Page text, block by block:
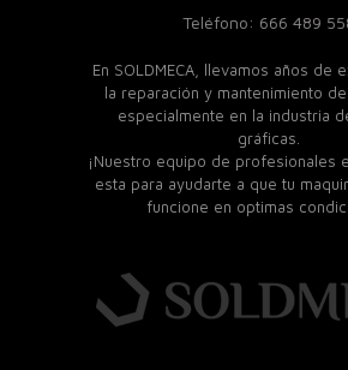
Teléfono: 666 489
En SOLDMECA, llevamos años de
la reparación y mantenimiento de
especialmente en la industria
gráficas.
¡Nuestro equipo de profesionales
esta para ayudarte a que tu
funcione en optimas